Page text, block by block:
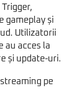
gameplay și
Utilizatorii
au acces la
și update-uri.
pe